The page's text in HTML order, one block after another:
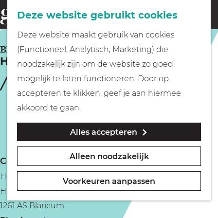
Deze website gebruikt cookies
Deze website maakt gebruik van cookies
(Functioneel, Analytisch, Marketing) die
noodzakelijk zijn om de website zo goed
mogelijk te laten functioneren. Door op
accepteren te klikken, geef je aan hiermee
akkoord te gaan.
Alles accepteren
Alleen noodzakelijk
Voorkeuren aanpassen
G
a
n
a
o
m
e
p
Fietsen
Wandelen
Geocachen
Naar het museum
o
e
k
e
n
Hotel-Restaurant Bellevue
BLARICUM
Contact
Hotel-Restaurant Bellevue
Huizerweg 11
1261 AS Blaricum